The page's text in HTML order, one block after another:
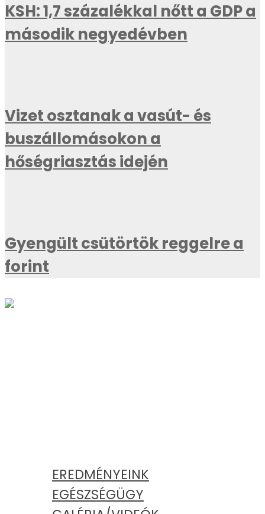
KSH: 1,7 százalékkal nőtt a GDP a
második negyedévben
Vizet osztanak a vasút- és
buszállomásokon a
hőségriasztás idején
Gyengült csütörtök reggelre a
forint
EREDMÉNYEINK
EGÉSZSÉGÜGY